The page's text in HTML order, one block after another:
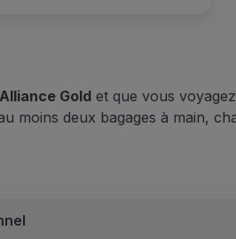
Gold et que vous
moins deux bagages à main,